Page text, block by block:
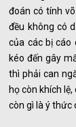
đoán có tính
đều không có
của các bị cáo
kéo đến gây
thì phải can
họ còn khích
còn gì là ý thức